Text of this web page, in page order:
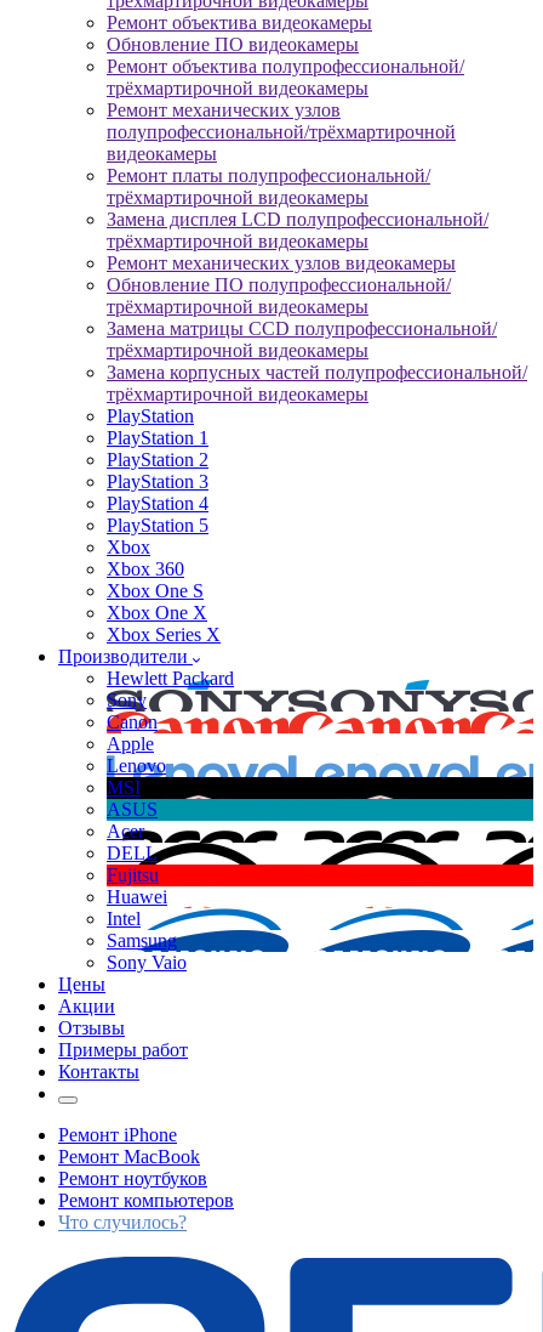
Ремонт объектива видеокамеры
Обновление ПО видеокамеры
Ремонт объектива полупрофессиональной/
трёхмартирочной видеокамеры
Ремонт механических узлов
полупрофессиональной/трёхмартирочной
видеокамеры
Ремонт платы полупрофессиональной/
трёхмартирочной видеокамеры
Замена дисплея LCD полупрофессиональной/
трёхмартирочной видеокамеры
Ремонт механических узлов видеокамеры
Обновление ПО полупрофессиональной/
трёхмартирочной видеокамеры
Замена матрицы CCD полупрофессиональной/
трёхмартирочной видеокамеры
Замена корпусных частей полупрофессиональной/
трёхмартирочной видеокамеры
PlayStation
PlayStation 1
PlayStation 2
PlayStation 3
PlayStation 4
PlayStation 5
Xbox
Xbox 360
Xbox One S
Xbox One X
Xbox Series X
Производители
Hewlett Packard
Sony
Canon
Apple
Lenovo
MSI
ASUS
Acer
DELL
Fujitsu
Huawei
Intel
Samsung
Sony Vaio
Цены
Акции
Отзывы
Примеры работ
Контакты
Ремонт iPhone
Ремонт MacBook
Ремонт ноутбуков
Ремонт компьютеров
Что случилось?